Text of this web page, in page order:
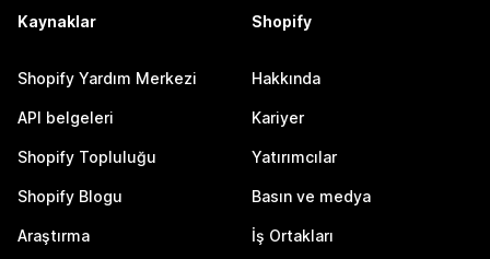
Kaynaklar
Shopify Yardım Merkezi
API belgeleri
Shopify Topluluğu
Shopify Blogu
Araştırma
Shopify
Hakkında
Kariyer
Yatırımcılar
Basın ve medya
İş Ortakları